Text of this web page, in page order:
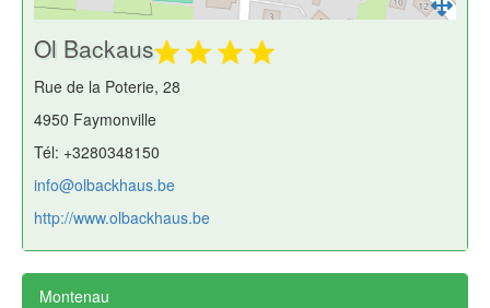
Ol Backaus
Rue de la Poterie, 28
4950 Faymonville
Tél: +3280348150
info@olbackhaus.be
http://www.olbackhaus.be
Montenau